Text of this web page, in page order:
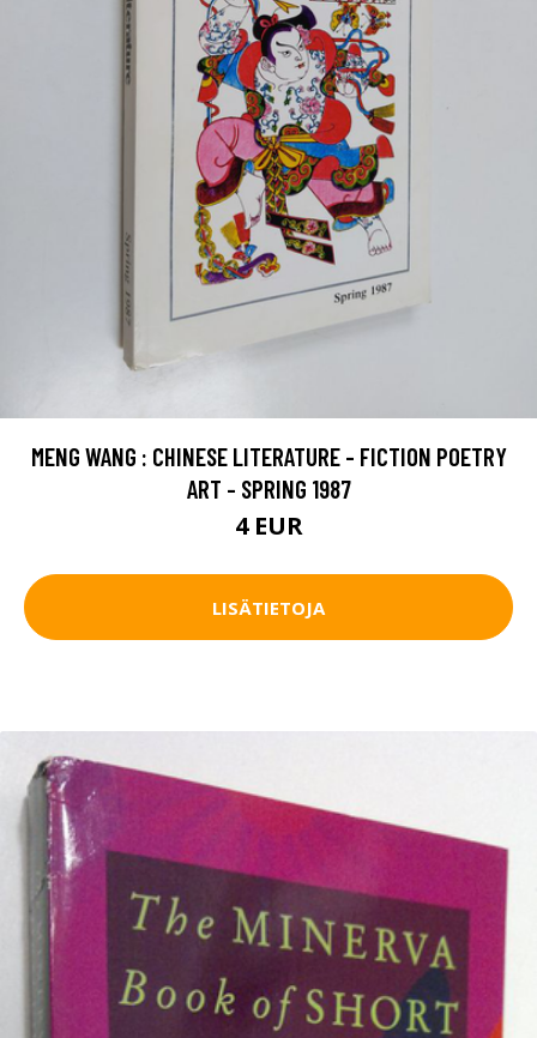
MENG WANG : CHINESE LITERATURE - FICTION POETRY
ART - SPRING 1987
4 EUR
LISÄTIETOJA